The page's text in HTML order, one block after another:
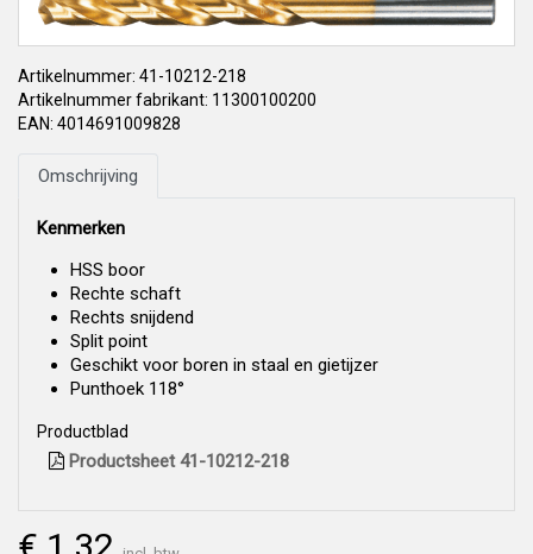
Artikelnummer: 41-10212-218
Artikelnummer fabrikant: 11300100200
EAN: 4014691009828
Omschrijving
Kenmerken
HSS boor
Rechte schaft
Rechts snijdend
Split point
Geschikt voor boren in staal en gietijzer
Punthoek 118°
Productblad
Productsheet 41-10212-218